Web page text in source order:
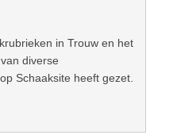
in Trouw en het
diverse
Schaaksite heeft gezet.